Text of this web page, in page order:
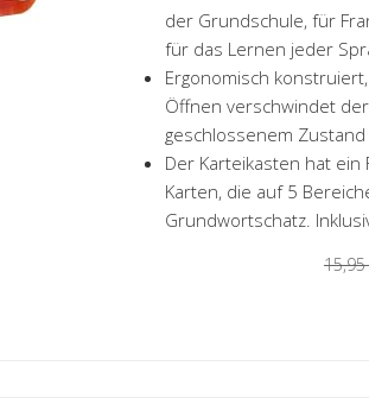
der Grundschule, für
für das Lernen jeder
Ergonomisch
Öffnen verschwindet
geschlossenem
Der Karteikasten hat ein
Karten, die auf 5
Grundwortschatz.
15,95